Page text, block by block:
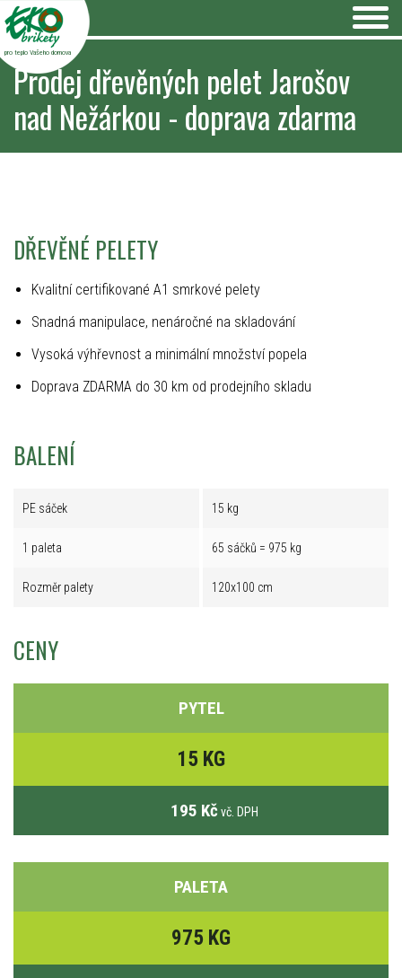
pro teplo Vašeho domova
Prodej dřevěných pelet Jarošov
nad Nežárkou - doprava zdarma
DŘEVĚNÉ PELETY
Kvalitní certifikované A1 smrkové pelety
Snadná manipulace, nenáročné na skladování
Vysoká výhřevnost a minimální množství popela
Doprava ZDARMA do 30 km od prodejního skladu
BALENÍ
PE sáček 15 kg
1 paleta 65 sáčků = 975 kg
Rozměr palety 120x100 cm
CENY
PYTEL
15 KG
195 Kč vč. DPH
PALETA
975 KG